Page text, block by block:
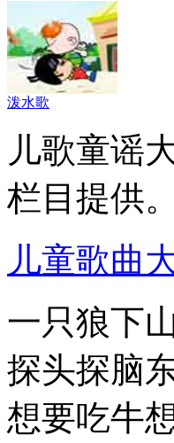
泼水歌
儿歌童谣
栏目提供。
儿童歌曲
一只狼下
探头探脑
想要吃牛